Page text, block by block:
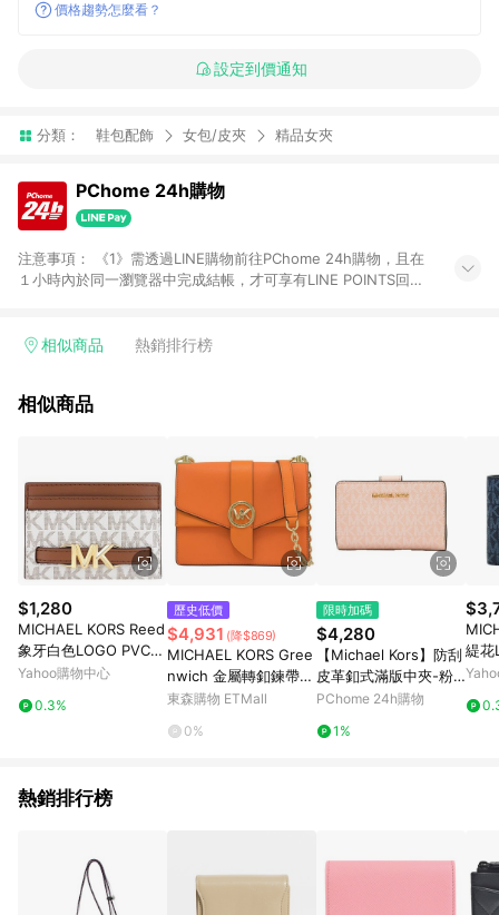
價格趨勢怎麼看？
設定到價通知
分類： 鞋包配飾 女包/皮夾 精品女夾
PChome 24h購物
注意事項： 《1》需透過LINE購物前往PChome 24h購物，且在
１小時內於同一瀏覽器中完成結帳，才可享有LINE POINTS回饋
在點數回饋範圍內。 《3》如取消訂單、退貨、購物中登出
品、票券、訂閱方案、PChome儲值商品、企業專區/企業採購、
[2026/6/2起適用] 《5》回饋點數的計算將會排除【訂單活動折
扣 (含折價券折扣)】、【P幣扣抵】、【現金積點扣抵】及【訂單
運費】等金額。 《6》符合LINE POINTS回饋資格之訂單將於商
家訂單頁面標示「LINE回饋」，若無此標示則 不符合回饋LINE
POINTS點數資格亦不得使用點數紅包 。 《7》LINE購物設有
「單一商品最高回饋點數」機制 (特殊活動時開放「回饋無上
限」)，以同一訂單中同一商品不論件數計算，並依訂單成立時間
當下LINE購物所設定的回饋機制為準。 《8》LINE購物為購物資
訊整合性平台，商品資料更新會有時間差，如顯示之商品規格、
顏色、價位、贈品與PChome 24h購物銷售網頁不符，以銷售網
頁標示為準！
相似商品 熱銷排行榜
相似商品
$1,280
MICHAEL KORS Reed
象牙白色LOGO PVC證
件名片夾
Yahoo購物中心
0.3%
歷史低價
$4,931 (降$869)
MICHAEL KORS Gree
nwich 金屬轉釦鍊帶斜
背包.橘
東森購物 ETMall
0%
限時加碼
$4,280
【Michael Kors】防刮
皮革釦式滿版中夾-粉
紅
PChome 24h購物
1%
緹花
卡短
熱銷排行榜